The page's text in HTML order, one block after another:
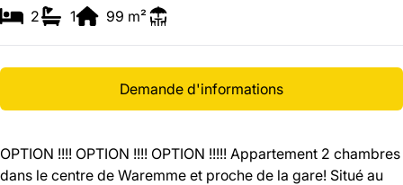
2 1 99 m²
Demande d'informations
OPTION !!!! OPTION !!!! OPTION !!!!! Appartement 2 chambres
dans le centre de Waremme et proche de la gare! Situé au